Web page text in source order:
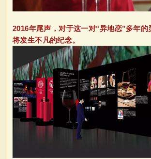
2016年尾声，对于这一对“异地恋”多年的
将发生不凡的纪念。